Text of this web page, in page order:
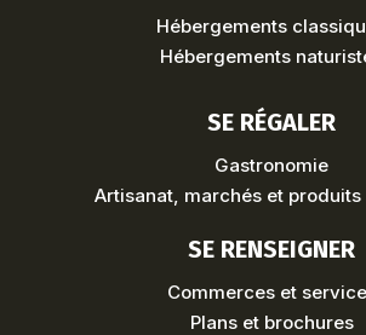
Hébergements
Hébergements
SE RÉGALER
Gastronomie
Artisanat, marchés et
SE RENSEIGNER
Commerces et
Plans et brochures